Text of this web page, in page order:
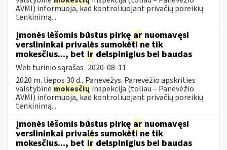
AVMI) informuoja, kad kontroliuojant privačių poreikių
tenkinimą...
Įmonės lėšomis būstus pirkę ar nuomavęsi
verslininkai privalės sumokėti ne tik
mokesčius..., bet ir delspinigius bei baudas
Web turinio sąrašas 2020-08-11
2020 m. liepos 30 d., Panevėžys. Panevėžio apskrities
valstybinė mokesčių inspekcija (toliau – Panevėžio
AVMI) informuoja, kad kontroliuojant privačių poreikių
tenkinimą...
Įmonės lėšomis būstus pirkę ar nuomavęsi
verslininkai privalės sumokėti ne tik
mokesčius..., bet ir delspinigius bei baudas